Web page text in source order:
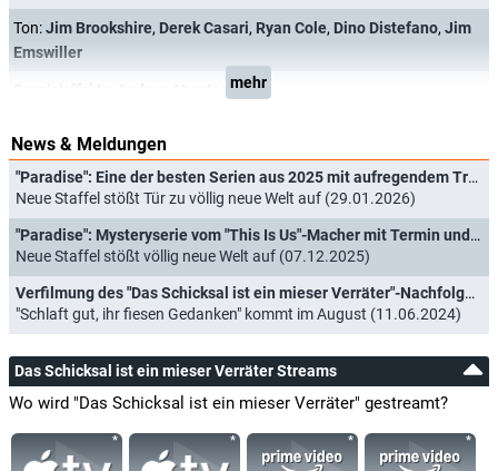
Ton:Jim Brookshire, Derek Casari, Ryan Cole, Dino Distefano, Jim
Emswiller
mehr
News & Meldungen
"Paradise": Eine der besten Serien aus 2025 mit aufregendem Trailer zur Fortsetzung
Neue Staffel stößt Tür zu völlig neue Welt auf (29.01.2026)
"Paradise": Mysteryserie vom "This Is Us"-Macher mit Termin und Trailer für Staffel 2
Neue Staffel stößt völlig neue Welt auf (07.12.2025)
Verfilmung des "Das Schicksal ist ein mieser Verräter"-Nachfolgers bekommt endlich Deutschlandpremiere
"Schlaft gut, ihr fiesen Gedanken" kommt im August (11.06.2024)
Das Schicksal ist ein mieser Verräter Streams
Wo wird "Das Schicksal ist ein mieser Verräter" gestreamt?